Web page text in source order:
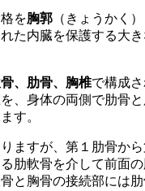
を胸郭 （きょうかく）
た内臓を保護する大
、肋骨、胸椎で構成
、身体の両側で肋骨
す。
ますが、 第１肋骨か
肋軟骨を介して前面
と胸骨の接続部には肋